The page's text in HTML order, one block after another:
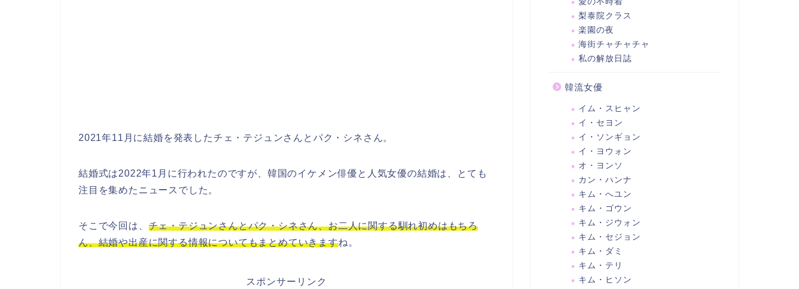
2021年11月に結婚を発表したチェ・テジュンさんとパク・シネさん。
結婚式は2022年1月に行われたのですが、韓国のイケメン俳優と人気女優の結婚は、とても
注目を集めたニュースでした。
そこで今回は、 チェ・テジュンさんとパク・シネさん、お二人に関する馴れ初めはもちろ
ん、結婚や出産に関する情報についてもまとめていきますね。
スポンサーリンク
梨泰院クラス
楽園の夜
海街チャチャチャ
私の解放日誌
韓流女優
イム・スヒャン
イ・セヨン
イ・ソンギョン
イ・ヨウォン
オ・ヨンソ
カン・ハンナ
キム・へユン
キム・ゴウン
キム・ジウォン
キム・セジョン
キム・ダミ
キム・テリ
キム・ヒソン